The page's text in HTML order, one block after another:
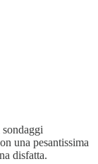
una pesantissima
disfatta.